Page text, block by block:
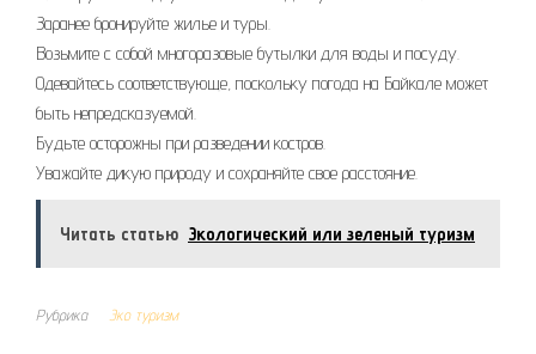
Заранее бронируйте жилье и туры.
Возьмите с собой многоразовые бутылки для воды и посуду.
Одевайтесь соответствующе, поскольку погода на Байкале может
быть непредсказуемой.
Будьте осторожны при разведении костров.
Уважайте дикую природу и сохраняйте свое расстояние.
Читать статью Экологический или зеленый туризм
Рубрика Эко туризм